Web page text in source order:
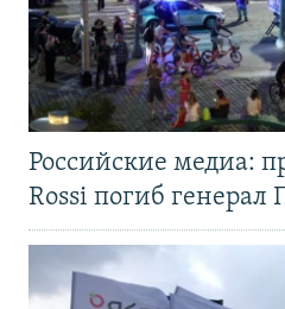
Российские медиа:
Rossi погиб генерал